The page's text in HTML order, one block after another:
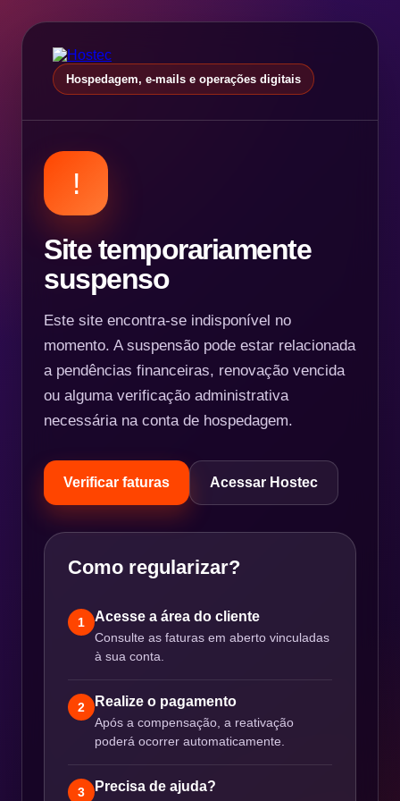
Hospedagem, e-mails e operações digitais
!
Site temporariamente
suspenso
Este site encontra-se indisponível no
momento. A suspensão pode estar relacionada
a pendências financeiras, renovação vencida
ou alguma verificação administrativa
necessária na conta de hospedagem.
Verificar faturas Acessar Hostec
Como regularizar?
1 Acesse a área do cliente
Consulte as faturas em aberto vinculadas
à sua conta.
2 Realize o pagamento
Após a compensação, a reativação
poderá ocorrer automaticamente.
3 Precisa de ajuda?